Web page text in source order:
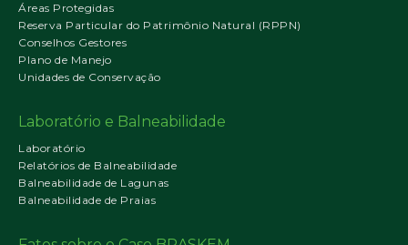
Áreas Protegidas
Reserva Particular do Patrimônio Natural (RPPN)
Conselhos Gestores
Plano de Manejo
Unidades de Conservação
Laboratório e Balneabilidade
Laboratório
Relatórios de Balneabilidade
Balneabilidade de Lagunas
Balneabilidade de Praias